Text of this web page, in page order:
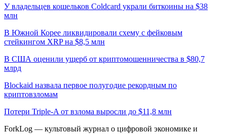
У владельцев кошельков Coldcard украли биткоины на $38
млн
В Южной Корее ликвидировали схему с фейковым
стейкингом XRP на $8,5 млн
В США оценили ущерб от криптомошенничества в $80,7
млрд
Blockaid назвала первое полугодие рекордным по
криптовзломам
Потери Triple-A от взлома выросли до $11,8 млн
ForkLog — культовый журнал о цифровой экономике и